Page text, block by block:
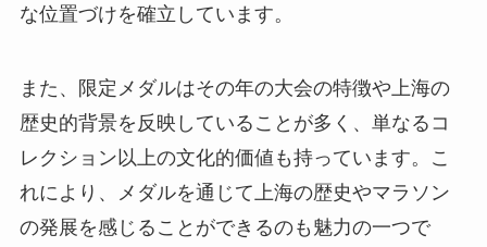
な位置づけを確立しています。
また、限定メダルはその年の大会の特徴や上海の
歴史的背景を反映していることが多く、単なるコ
レクション以上の文化的価値も持っています。こ
れにより、メダルを通じて上海の歴史やマラソン
の発展を感じることができるのも魅力の一つで